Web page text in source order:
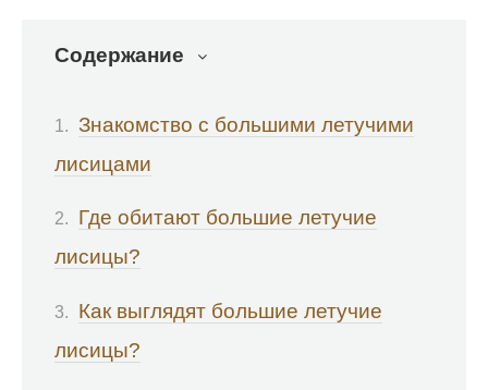
Содержание
Знакомство с большими летучими
лисицами
Где обитают большие летучие
лисицы?
Как выглядят большие летучие
лисицы?